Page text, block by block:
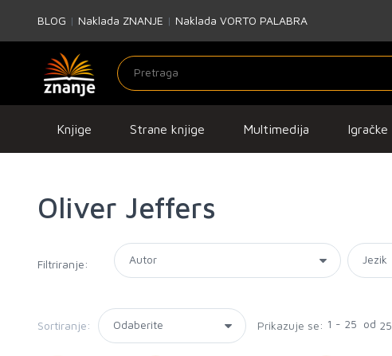
BLOG | Naklada ZNANJE | Naklada VORTO PALABRA
Knjige Strane knjige Multimedija Igračke
Oliver Jeffers
Filtriranje:
Sortiranje: Prikazuje se: 1 - 25 od 25